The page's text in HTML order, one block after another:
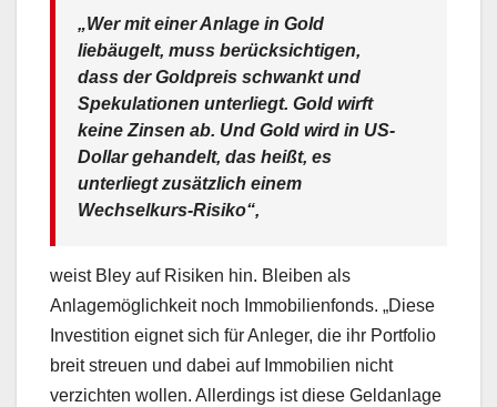
„Wer mit einer Anlage in Gold
liebäugelt, muss berücksichtigen,
dass der Goldpreis schwankt und
Spekulationen unterliegt. Gold wirft
keine Zinsen ab. Und Gold wird in US-
Dollar gehandelt, das heißt, es
unterliegt zusätzlich einem
Wechselkurs-Risiko“,
weist Bley auf Risiken hin. Bleiben als
Anlagemöglichkeit noch Immobilienfonds. „Diese
Investition eignet sich für Anleger, die ihr Portfolio
breit streuen und dabei auf Immobilien nicht
verzichten wollen. Allerdings ist diese Geldanlage